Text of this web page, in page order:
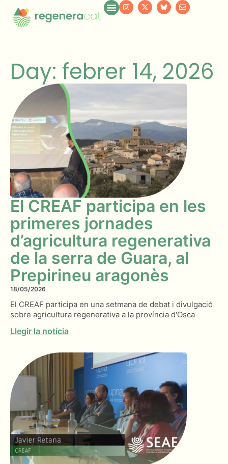
Day: febrer 14, 2026
El CREAF participa en les
primeres jornades
d’agricultura regenerativa
de la serra de Guara, al
Prepirineu aragonès
18/05/2026
El CREAF participa en una setmana de debat i divulgació
sobre agricultura regenerativa a la província d'Osca
Llegir la notícia